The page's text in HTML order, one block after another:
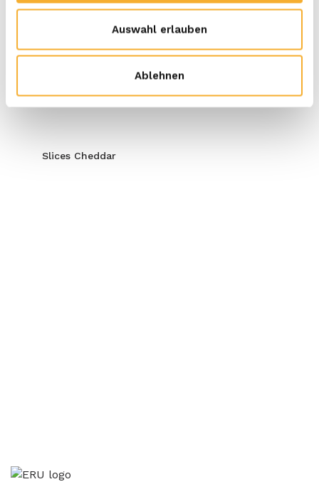
Auswahl erlauben
Ablehnen
Kruiden.
Slices Cheddar